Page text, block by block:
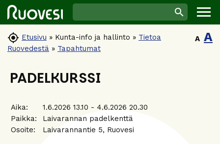
 Etusivu » Kunta-info ja hallinto » Tietoa
Ruovedestä » Tapahtumat
A A
PADELKURSSI
Aika:
1.6.2026 13.10 - 4.6.2026 20.30
Paikka:
Laivarannan padelkenttä
Osoite:
Laivarannantie 5, Ruovesi